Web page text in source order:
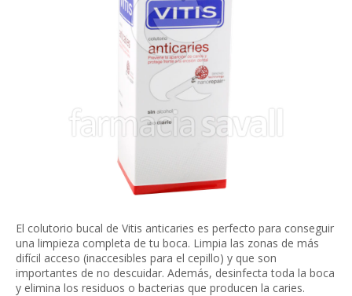
El colutorio bucal de Vitis anticaries es perfecto para conseguir
una limpieza completa de tu boca. Limpia las zonas de más
difícil acceso (inaccesibles para el cepillo) y que son
importantes de no descuidar. Además, desinfecta toda la boca
y elimina los residuos o bacterias que producen la caries.